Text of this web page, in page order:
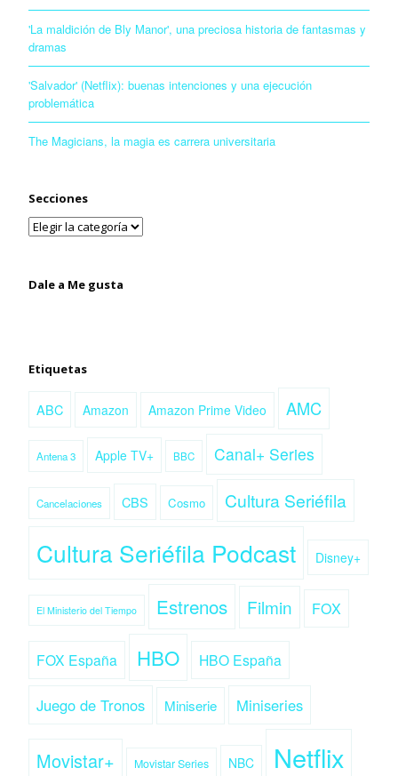
'La maldición de Bly Manor', una preciosa historia de fantasmas y
dramas
'Salvador' (Netflix): buenas intenciones y una ejecución
problemática
The Magicians, la magia es carrera universitaria
Secciones
Dale a Me gusta
Etiquetas
ABC Amazon Amazon Prime Video AMC
Antena 3 Apple TV+ BBC Canal+ Series
Cancelaciones CBS Cosmo Cultura Seriéfila
Cultura Seriéfila Podcast Disney+
El Ministerio del Tiempo Estrenos Filmin FOX
FOX España HBO HBO España
Juego de Tronos Miniserie Miniseries
Movistar+ Movistar Series NBC Netflix